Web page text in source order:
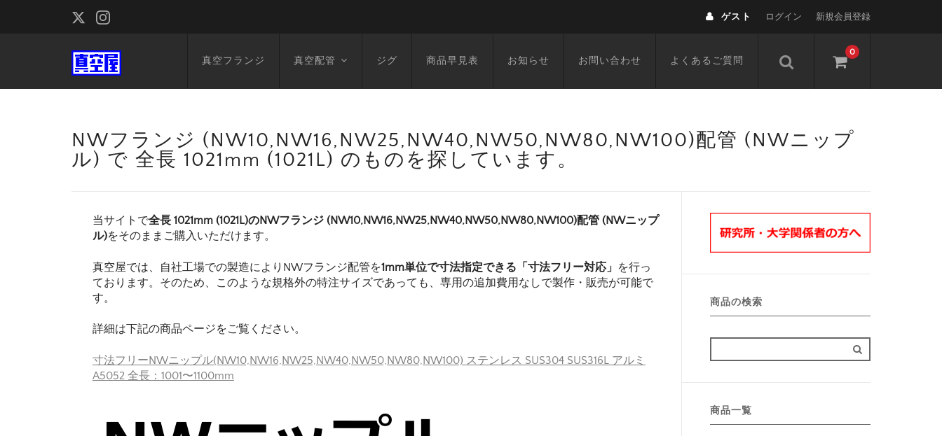
ゲスト ログイン 新規会員登録
0
真空フランジ 真空配管 ジグ 商品早見表 お知らせ お問い合わせ よくあるご質問
NWフランジ (NW10,NW16,NW25,NW40,NW50,NW80,NW100)配管 (NWニップ
ル) で 全長 1021mm (1021L) のものを探しています。
当サイトで全長 1021mm (1021L)のNWフランジ (NW10,NW16,NW25,NW40,NW50,NW80,NW100)配管 (NWニップ
ル)をそのままご購入いただけます。
真空屋では、自社工場での製造によりNWフランジ配管を1mm単位で寸法指定できる「寸法フリー対応」 を行っ
ております。そのため、このような規格外の特注サイズであっても、専用の追加費用なしで製作・販売が可能で
す。
詳細は下記の商品ページをご覧ください。
寸法フリーNWニップル(NW10,NW16,NW25,NW40,NW50,NW80,NW100) ステンレス SUS304 SUS316L アルミ
A5052 全長：1001〜1100mm
商品の検索
商品一覧